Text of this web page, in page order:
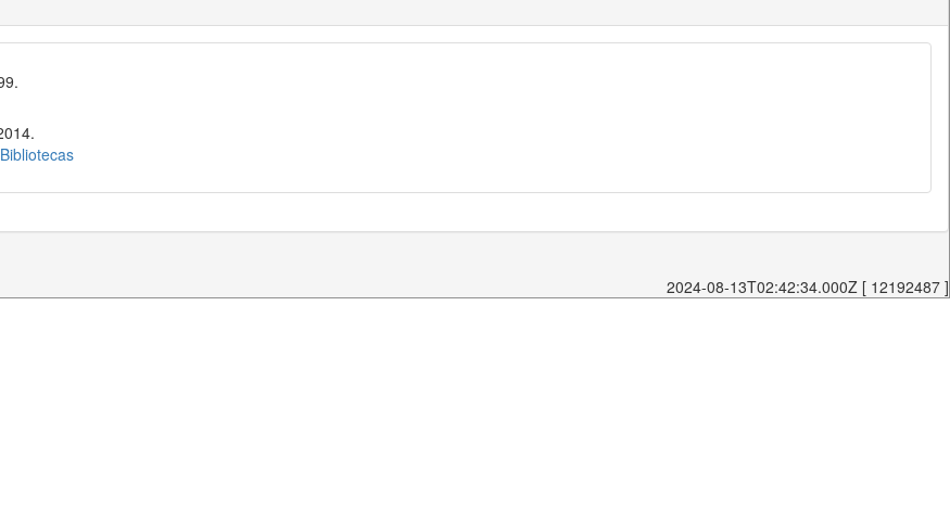
2024-08-13T02:42:34.000Z [ 12192487 ]